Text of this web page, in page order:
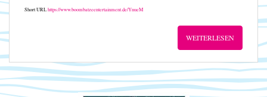
Short URLhttps://www.boombatzeentertainment.de/YnueM
WEITERLESEN